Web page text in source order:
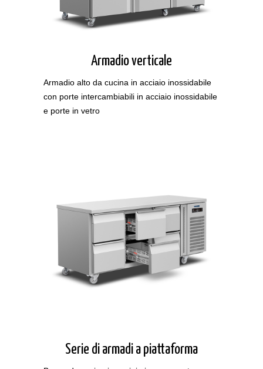
Armadio verticale
Armadio alto da cucina in acciaio inossidabile
con porte intercambiabili in acciaio inossidabile
e porte in vetro
Serie di armadi a piattaforma